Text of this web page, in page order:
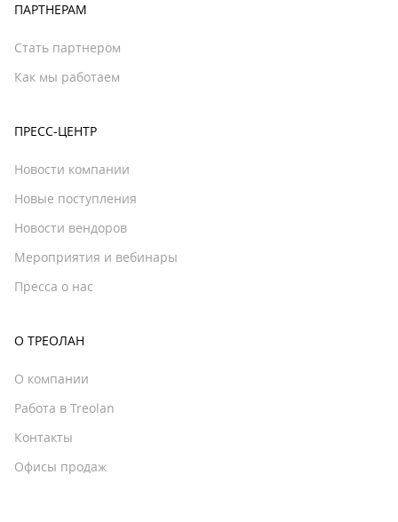
ПАРТНЕРАМ
Стать партнером
Как мы работаем
ПРЕСС-ЦЕНТР
Новости компании
Новые поступления
Новости вендоров
Мероприятия и вебинары
Пресса о нас
О ТРЕОЛАН
О компании
Работа в Treolan
Контакты
Офисы продаж